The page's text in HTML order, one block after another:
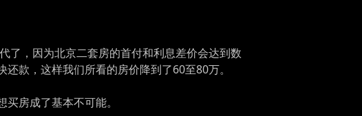
了，因为北京二套房的首付和利息差价会达到数
款，这样我们所看的房价降到了60至80万。
房成了基本不可能。